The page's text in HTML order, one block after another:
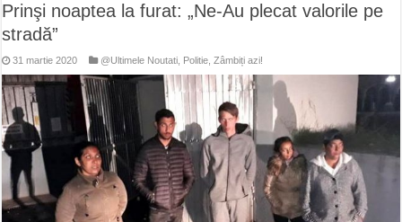
Prinşi noaptea la furat: „Ne-Au plecat valorile pe
stradă”
31 martie 2020 @Ultimele Noutati, Politie,Zâmbiți azi!